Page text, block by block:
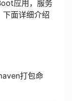
应用，服务
面详细介绍
打包命